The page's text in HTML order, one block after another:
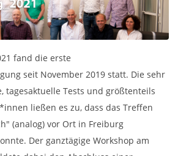
fand die erste
seit November 2019 statt. Die sehr
tagesaktuelle Tests und größtenteils
ließen es zu, dass das Treffen
(analog) vor Ort in Freiburg
Der ganztägige Workshop am